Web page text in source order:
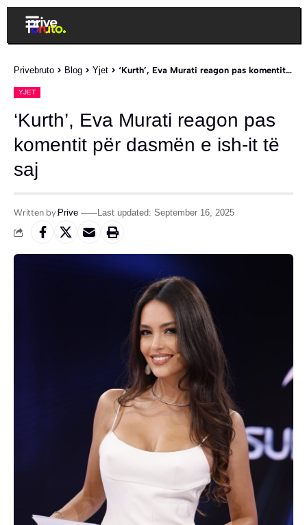
Privebruto > Blog > Yjet > ‘Kurth’, Eva Murati reagon pas komentit për dasmën e ish-it të saj
YJET
‘Kurth’, Eva Murati reagon pas
komentit për dasmën e ish-it të
saj
Written by:Prive Last updated: September 16, 2025